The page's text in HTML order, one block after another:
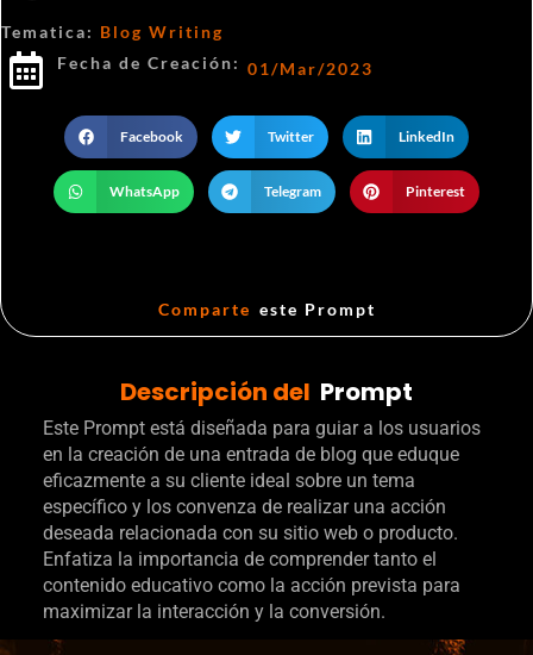
Tematica: Blog Writing
Fecha de Creación: 01/Mar/2023
Facebook Twitter LinkedIn
WhatsApp Telegram Pinterest
Comparte este Prompt
Descripción del Prompt
Este Prompt está diseñada para guiar a los usuarios
en la creación de una entrada de blog que eduque
eficazmente a su cliente ideal sobre un tema
específico y los convenza de realizar una acción
deseada relacionada con su sitio web o producto.
Enfatiza la importancia de comprender tanto el
contenido educativo como la acción prevista para
maximizar la interacción y la conversión.